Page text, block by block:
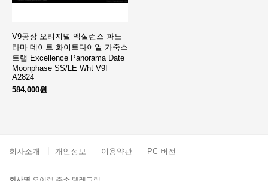
V9공장 오리지널 엑설런스 파노
라마 데이트 화이트다이얼 가죽스
트랩 Excellence Panorama Date
Moonphase SS/LE Wht V9F
A2824
584,000원
회사소개 개인정보 이용약관 PC 버전